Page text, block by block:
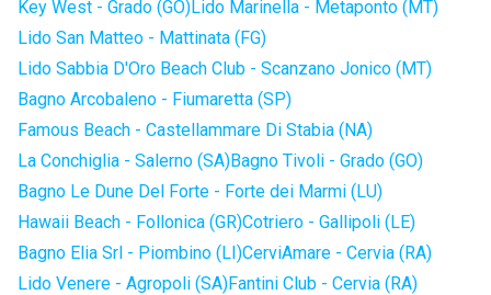
Key West - Grado (GO)Lido Marinella - Metaponto (MT)
Lido San Matteo - Mattinata (FG)
Lido Sabbia D'Oro Beach Club - Scanzano Jonico (MT)
Bagno Arcobaleno - Fiumaretta (SP)
Famous Beach - Castellammare Di Stabia (NA)
La Conchiglia - Salerno (SA)Bagno Tivoli - Grado (GO)
Bagno Le Dune Del Forte - Forte dei Marmi (LU)
Hawaii Beach - Follonica (GR)Cotriero - Gallipoli (LE)
Bagno Elia Srl - Piombino (LI)CerviAmare - Cervia (RA)
Lido Venere - Agropoli (SA)Fantini Club - Cervia (RA)